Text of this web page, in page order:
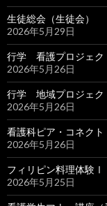
生徒総会（生徒会）
2026年5月29日
行学 看護プロジェク
2026年5月26日
行学 地域プロジェク
2026年5月26日
看護科ピア・コネクト
2026年5月26日
フィリピン料理体験Ⅰ
2026年5月25日